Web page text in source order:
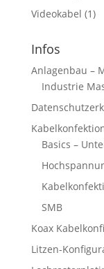
Videokabel (1)
Infos
Anlagenbau –
Industrie
Basics –
SMB
Koax
Litzen-